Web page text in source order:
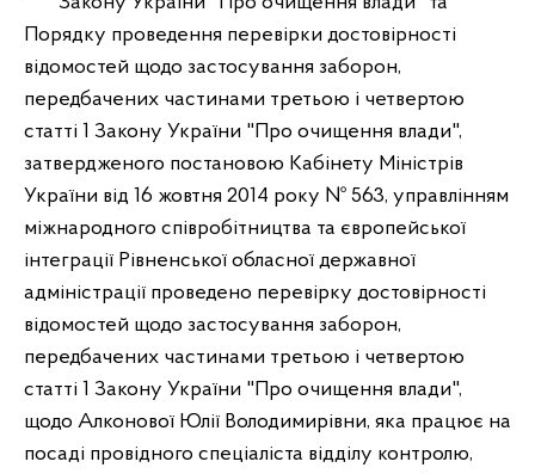
Порядку проведення перевірки достовірності
відомостей щодо застосування заборон,
передбачених частинами третьою і четвертою
статті 1 Закону України "Про очищення влади",
затвердженого постановою Кабінету Міністрів
України від 16 жовтня 2014 року № 563, управлінням
міжнародного співробітництва та європейської
інтеграції Рівненської обласної державної
адміністрації проведено перевірку достовірності
відомостей щодо застосування заборон,
передбачених частинами третьою і четвертою
статті 1 Закону України "Про очищення влади",
щодо Алконової Юлії Володимирівни, яка працює на
посаді провідного спеціаліста відділу контролю,